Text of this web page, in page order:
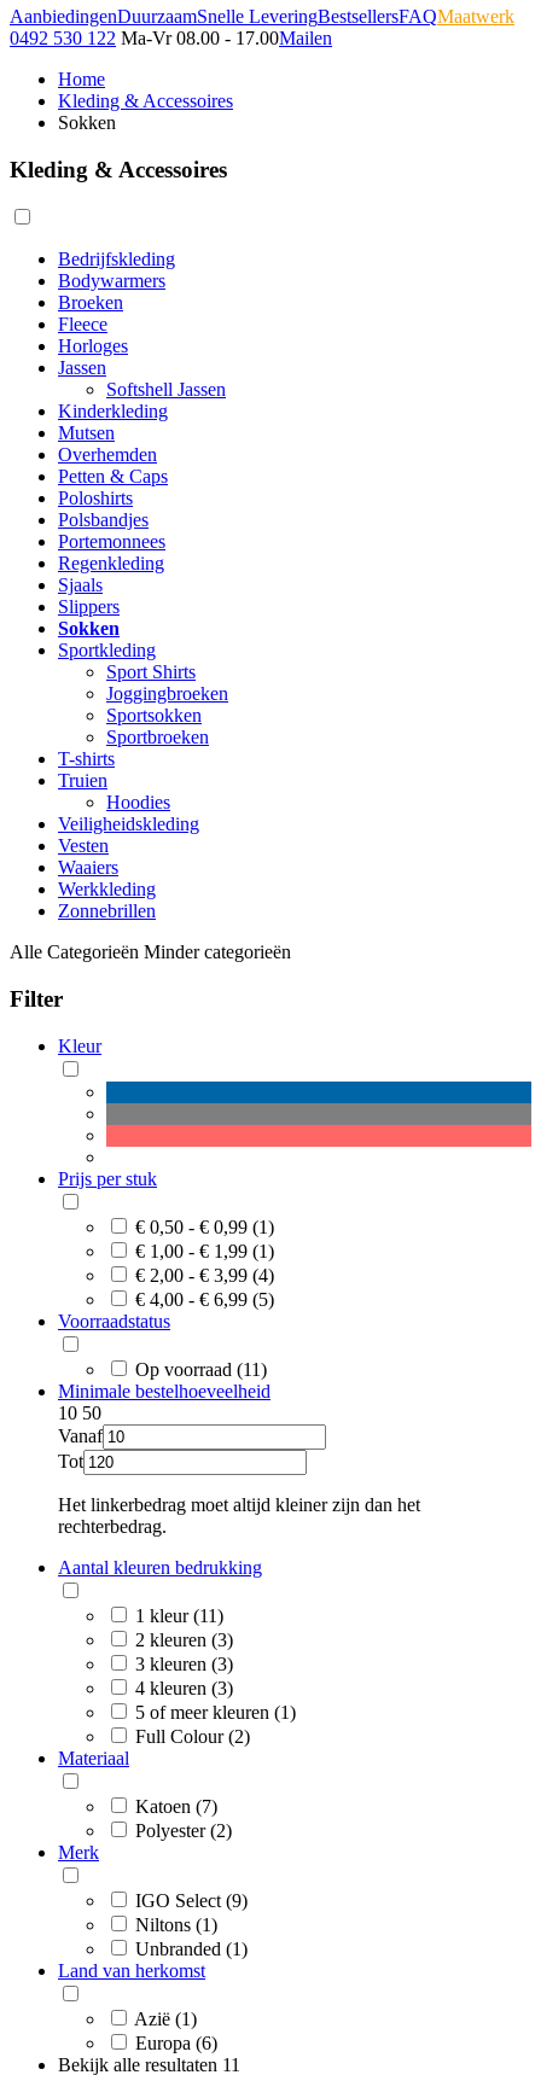
AanbiedingenDuurzaamSnelle LeveringBestsellersFAQMaatwerk
0492 530 122 Ma-Vr 08.00 - 17.00Mailen
Home
Kleding & Accessoires
Sokken
Kleding & Accessoires
Bedrijfskleding
Bodywarmers
Broeken
Fleece
Horloges
Jassen
Softshell Jassen
Kinderkleding
Mutsen
Overhemden
Petten & Caps
Poloshirts
Polsbandjes
Portemonnees
Regenkleding
Sjaals
Slippers
Sokken
Sportkleding
Sport Shirts
Joggingbroeken
Sportsokken
Sportbroeken
T-shirts
Truien
Hoodies
Veiligheidskleding
Vesten
Waaiers
Werkkleding
Zonnebrillen
Alle Categorieën Minder categorieën
Filter
Kleur
Prijs per stuk
€ 0,50 - € 0,99 (1)
€ 1,00 - € 1,99 (1)
€ 2,00 - € 3,99 (4)
€ 4,00 - € 6,99 (5)
Voorraadstatus
Op voorraad (11)
Minimale bestelhoeveelheid
10 50
Vanaf
Tot
Het linkerbedrag moet altijd kleiner zijn dan het
rechterbedrag.
Aantal kleuren bedrukking
1 kleur (11)
2 kleuren (3)
3 kleuren (3)
4 kleuren (3)
5 of meer kleuren (1)
Full Colour (2)
Materiaal
Katoen (7)
Polyester (2)
Merk
IGO Select (9)
Niltons (1)
Unbranded (1)
Land van herkomst
Azië (1)
Europa (6)
Bekijk alle resultaten 11